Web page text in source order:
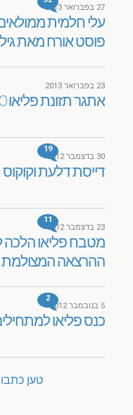
27 בפברואר 2013
עלי חלמית
פוסט אורח מאת
23 בפברואר 2013
אתגר תזונת פליאו 30
19
30 בדצמבר 2012
דייסת דלעת וקוקוס
11
23 בדצמבר 2012
מטבח פליאו
ההרצאה המצולמת
2
5 בנובמבר 2012
כנס פליאו
טען